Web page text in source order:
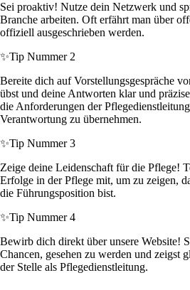
Sei proaktiv! Nutze dein Netzwerk und
Branche arbeiten. Oft erfährt man über
offiziell ausgeschrieben werden.
✨Tip Nummer 2
Bereite dich auf Vorstellungsgespräche
übst und deine Antworten klar und
die Anforderungen der
Verantwortung zu übernehmen.
✨Tip Nummer 3
Zeige deine Leidenschaft für die Pflege!
Erfolge in der Pflege mit, um zu zeigen,
die Führungsposition bist.
✨Tip Nummer 4
Bewirb dich direkt über unsere Website!
Chancen, gesehen zu werden und zeigst
der Stelle als Pflegedienstleitung.